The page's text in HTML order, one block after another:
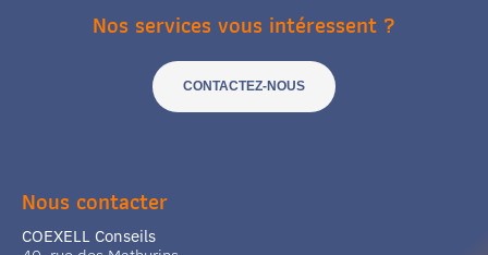
Nos services vous intéressent ?
CONTACTEZ-NOUS
Nous contacter
COEXELL Conseils